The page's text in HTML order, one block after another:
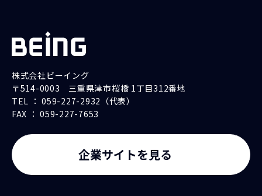
株式会社ビーイング
〒514-0003 三重県津市桜橋 1丁目312番地
TEL ： 059-227-2932（代表）
FAX ： 059-227-7653
企業サイトを見る